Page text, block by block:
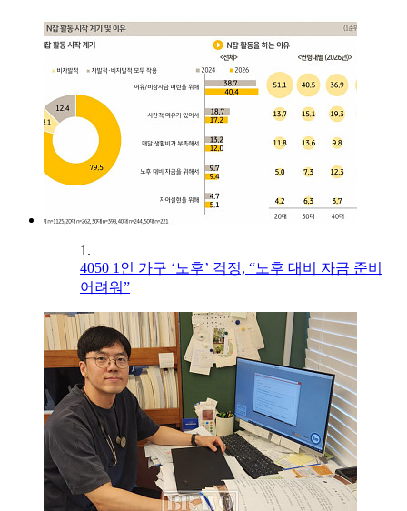
1.
4050 1인 가구 ‘노후’ 걱정, “노후 대비 자금 준비
어려워”